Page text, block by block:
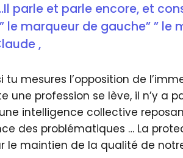
parle et parle encore, et
le marqueur de gauche” ” le
,
tu mesures l’opposition de
une profession se lève, il n’y a
intelligence collective
des problématiques … La
le maintien de la qualité de